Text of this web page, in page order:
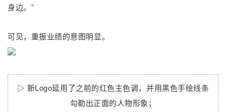
身边。”
可见，重振业绩的意图明显。
▷ 新Logo延用了之前的红色主色调，并用黑色手绘线条
勾勒出正面的人物形象；